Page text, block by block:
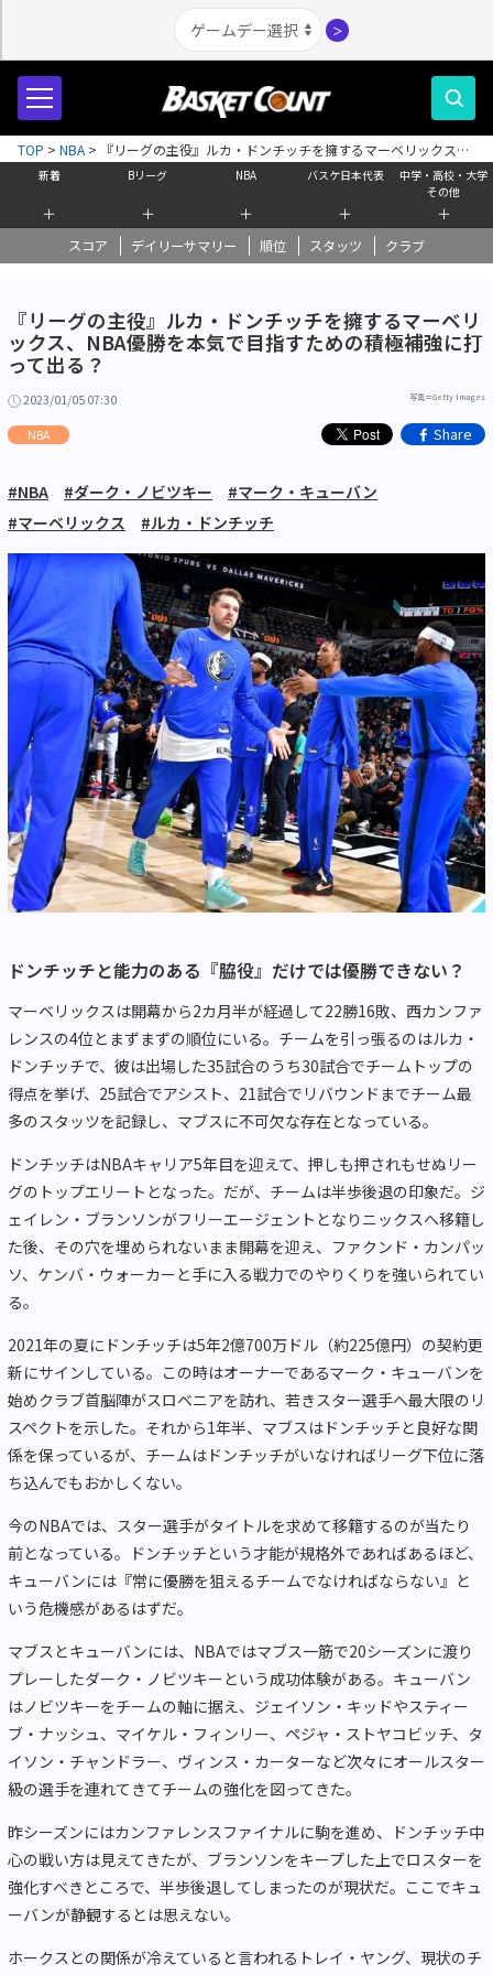
＞
新着
＋
Bリーグ
＋
NBA
＋
バスケ日本代表
＋
中学・高校・大学
その他
＋
スコア デイリーサマリー 順位 スタッツ クラブ
TOP > NBA >
『リーグの主役』ルカ・ドンチッチを擁するマーベリックス、
NBA優勝を本気で目指すための積極補強に打って出る？
『リーグの主役』ルカ・ドンチッチを擁するマーベリ
ックス、NBA優勝を本気で目指すための積極補強に打
って出る？
2023/01/05 07:30 写真＝Getty Images
NBA Share
#NBA #ダーク・ノビツキー
#マーク・キューバン
#マーベリックス
#ルカ・ドンチッチ
ドンチッチと能力のある『脇役』だけでは優勝できない？
マーベリックスは開幕から2カ月半が経過して22勝16敗、西カンファ
レンスの4位とまずまずの順位にいる。チームを引っ張るのはルカ・
ドンチッチで、彼は出場した35試合のうち30試合でチームトップの
得点を挙げ、25試合でアシスト、21試合でリバウンドまでチーム最
多のスタッツを記録し、マブスに不可欠な存在となっている。
ドンチッチはNBAキャリア5年目を迎えて、押しも押されもせぬリー
グのトップエリートとなった。だが、チームは半歩後退の印象だ。ジ
ェイレン・ブランソンがフリーエージェントとなりニックスへ移籍し
た後、その穴を埋められないまま開幕を迎え、ファクンド・カンパッ
ソ、ケンバ・ウォーカーと手に入る戦力でのやりくりを強いられてい
る。
2021年の夏にドンチッチは5年2億700万ドル（約225億円）の契約更
新にサインしている。この時はオーナーであるマーク・キューバンを
始めクラブ首脳陣がスロベニアを訪れ、若きスター選手へ最大限のリ
スペクトを示した。それから1年半、マブスはドンチッチと良好な関
係を保っているが、チームはドンチッチがいなければリーグ下位に落
ち込んでもおかしくない。
今のNBAでは、スター選手がタイトルを求めて移籍するのが当たり
前となっている。ドンチッチという才能が規格外であればあるほど、
キューバンには『常に優勝を狙えるチームでなければならない』と
いう危機感があるはずだ。
マブスとキューバンには、NBAではマブス一筋で20シーズンに渡り
プレーしたダーク・ノビツキーという成功体験がある。キューバン
はノビツキーをチームの軸に据え、ジェイソン・キッドやスティー
ブ・ナッシュ、マイケル・フィンリー、ペジャ・ストヤコビッチ、タ
イソン・チャンドラー、ヴィンス・カーターなど次々にオールスター
級の選手を連れてきてチームの強化を図ってきた。
昨シーズンにはカンファレンスファイナルに駒を進め、ドンチッチ中
心の戦い方は見えてきたが、ブランソンをキープした上でロスターを
強化すべきところで、半歩後退してしまったのが現状だ。ここでキュ
ーバンが静観するとは思えない。
ホークスとの関係が冷えていると言われるトレイ・ヤング、現状のチ